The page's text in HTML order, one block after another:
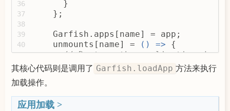
36
37
38
39
40
41
42
43
44
45
46
      }
    };
    Garfish.apps[name] = app;
    unmounts[name] =
() => {
// Destroy the application
if (app.mounting) {
delete
      }
      call(app,
false);
    };
其核心代码则是调用了 Garfish.loadApp 方法来执行
加载操作。
应用加载